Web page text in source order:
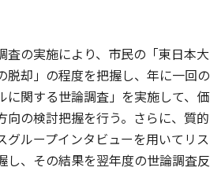
査の実施により、市民の「東日本大
脱却」の程度を把握し、年に一回の
に関する世論調査」を実施して、価
向の検討把握を行う。さらに、質的
グループインタビューを用いてリス
し、その結果を翌年度の世論調査反